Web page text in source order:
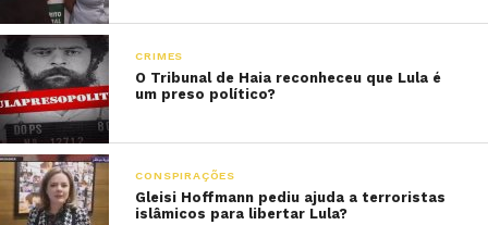
CRIMES
O Tribunal de Haia reconheceu que Lula é
um preso político?
CONSPIRAÇÕES
Gleisi Hoffmann pediu ajuda a terroristas
islâmicos para libertar Lula?